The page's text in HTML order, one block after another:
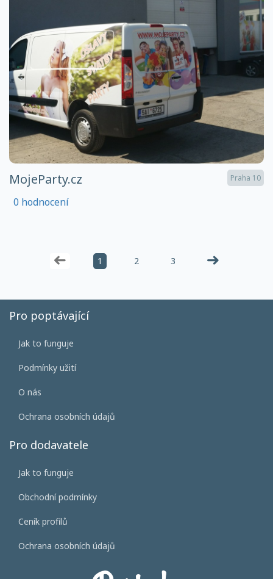
MojeParty.cz Praha 10
0 hodnocení
1 2 3
Pro poptávající
Jak to funguje
Podmínky užití
O nás
Ochrana osobních údajů
Pro dodavatele
Jak to funguje
Obchodní podmínky
Ceník profilů
Ochrana osobních údajů